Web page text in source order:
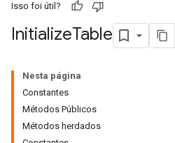
Isso foi útil?
InitializeTable
Nesta página
Constantes
Métodos Públicos
Métodos herdados